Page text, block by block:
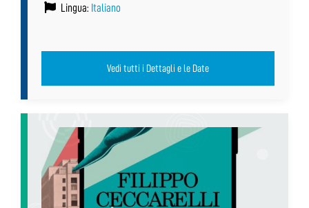
Lingua: Italiano
Vedi tutti i Dettagli e le Date